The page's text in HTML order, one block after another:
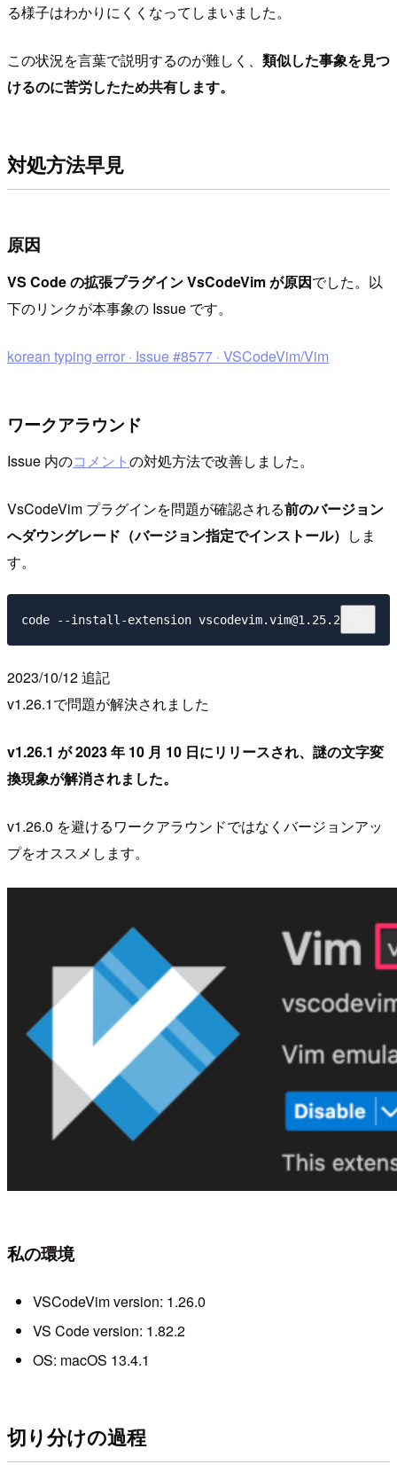
る様子はわかりにくくなってしまいました。
この状況を言葉で説明するのが難しく、 類似した事象を見つ
けるのに苦労したため共有します。
対処方法早見
原因
VS Code の拡張プラグイン VsCodeVim が原因でした。以
下のリンクが本事象の Issue です。
korean typing error · Issue #8577 · VSCodeVim/Vim
ワークアラウンド
Issue 内のコメントの対処方法で改善しました。
VsCodeVim プラグインを問題が確認される前のバージョン
へダウングレード（バージョン指定でインストール） しま
す。
2023/10/12 追記
v1.26.1で問題が解決されました
v1.26.1 が 2023 年 10 月 10 日にリリースされ、謎の文字変
換現象が解消されました。
v1.26.0 を避けるワークアラウンドではなくバージョンアッ
プをオススメします。
私の環境
VSCodeVim version: 1.26.0
VS Code version: 1.82.2
OS: macOS 13.4.1
切り分けの過程